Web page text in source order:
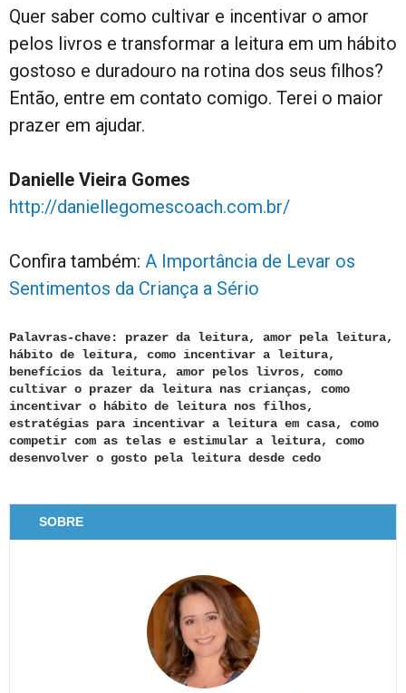
Quer saber como cultivar e incentivar o amor
pelos livros e transformar a leitura em um hábito
gostoso e duradouro na rotina dos seus filhos?
Então, entre em contato comigo. Terei o maior
prazer em ajudar.
Danielle Vieira Gomes
http://daniellegomescoach.com.br/
Confira também: A Importância de Levar os
Sentimentos da Criança a Sério
Palavras-chave: prazer da leitura, amor pela leitura,
hábito de leitura, como incentivar a leitura,
benefícios da leitura, amor pelos livros, como
cultivar o prazer da leitura nas crianças, como
incentivar o hábito de leitura nos filhos,
estratégias para incentivar a leitura em casa, como
competir com as telas e estimular a leitura, como
desenvolver o gosto pela leitura desde cedo
SOBRE